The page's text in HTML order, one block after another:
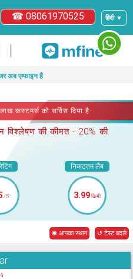
हिंदी ▼
☎ 08061970525
|
अब एम्फाइन है
कस्टमर्स को सर्विस दिया है
विश्लेषण की कीमत - 20% की
/5
निकटतम लैब
3.99किमी
◉ आपका स्थान ↺ टेस्ट बदले